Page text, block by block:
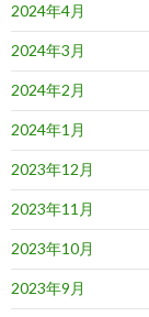
2024年4月
2024年3月
2024年2月
2024年1月
2023年12月
2023年11月
2023年10月
2023年9月